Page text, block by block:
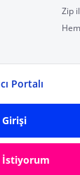
Zip
Portalı
Girişi
İstiyorum